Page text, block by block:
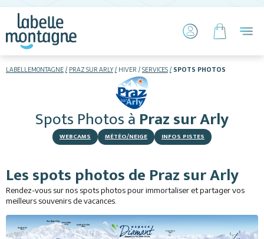
LABELLEMONTAGNE PRAZ SUR ARLY HIVER SERVICES SPOTS PHOTOS
Spots Photosà Praz sur Arly
WEBCAMS MÉTÉO/NEIGE INFOS PISTES
Skier
Hébergements
Les spots photos de Praz sur Arly
Rendez-vous sur nos spots photos pour immortaliser et partager vos
meilleurs souvenirs de vacances.